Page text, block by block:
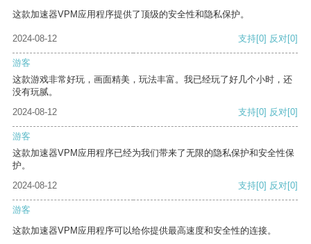
这款加速器VPM应用程序提供了顶级的安全性和隐私保护。
2024-08-12 支持[0] 反对[0]
游客
这款游戏非常好玩，画面精美，玩法丰富。我已经玩了好几个小时，还
没有玩腻。
2024-08-12
支持[0] 反对[0]
游客
这款加速器VPM应用程序已经为我们带来了无限的隐私保护和安全性保
护。
2024-08-12
支持[0] 反对[0]
游客
这款加速器VPM应用程序可以给你提供最高速度和安全性的连接。